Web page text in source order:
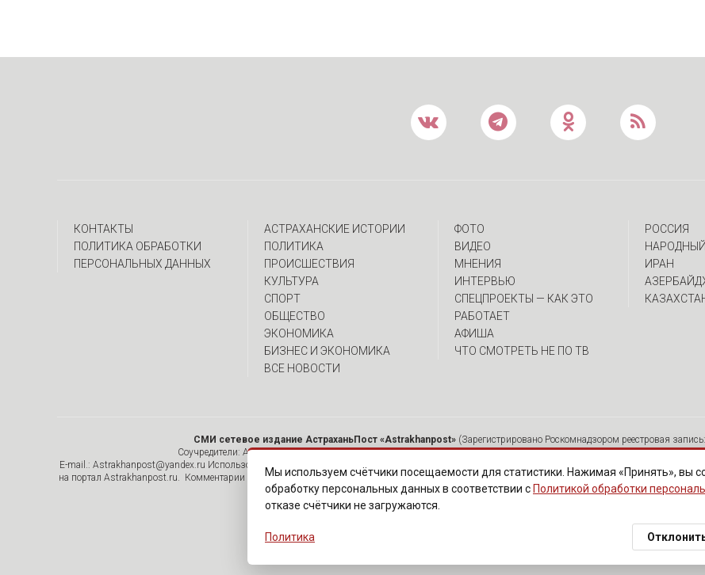
КОНТАКТЫ
ПОЛИТИКА ОБРАБОТКИ
ПЕРСОНАЛЬНЫХ ДАННЫХ
АСТРАХАНСКИЕ ИСТОРИИ
ПОЛИТИКА
ПРОИСШЕСТВИЯ
КУЛЬТУРА
СПОРТ
ОБЩЕСТВО
ЭКОНОМИКА
БИЗНЕС И ЭКОНОМИКА
ВСЕ НОВОСТИ
ФОТО
ВИДЕО
МНЕНИЯ
ИНТЕРВЬЮ
CПЕЦПРОЕКТЫ — КАК ЭТО
РАБОТАЕТ
АФИША
ЧТО СМОТРЕТЬ НЕ ПО ТВ
РОССИЯ
ИРАН
СМИ сетевое издание АстраханьПост «Astrakhanpost» (Зарегистрировано Роскомнадзором реестровая
Соучредители: Алымов А.Н. , ИП Асадулин Ю.А. Главный редактор: Вербина А.В. Адрес: 414000, г. Астрахань, ул.
E-mail.: Astrakhanpost@yandex.ru Использование материалов, размещенных на страницах сетевого издания «Astrakhanpost», допускается
на портал Astrakhanpost.ru. Комментарии читателей сайта размещаются без предварительного редактирования. Редакция оставляет за собой
нарушают законы РФ. «САЙТ ПРЕДНАЗНАЧЕН ДЛЯ АУДИТОРИИ 18+»
Изменить согласие на cookies
Мы используем счётчики посещаемости для статистики. Нажимая «Принять», вы
обработку персональных данных в соответствии с Политикой обработки
отказе счётчики не загружаются.
Политика